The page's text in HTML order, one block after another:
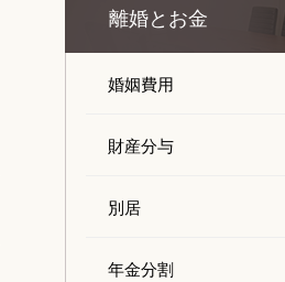
離婚とお金
婚姻費用
財産分与
別居
年金分割